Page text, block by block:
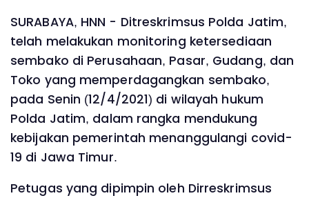
SURABAYA, HNN - Ditreskrimsus Polda Jatim,
telah melakukan monitoring ketersediaan
sembako di Perusahaan, Pasar, Gudang, dan
Toko yang memperdagangkan sembako,
pada Senin (12/4/2021) di wilayah hukum
Polda Jatim, dalam rangka mendukung
kebijakan pemerintah menanggulangi covid-
19 di Jawa Timur.
Petugas yang dipimpin oleh Dirreskrimsus